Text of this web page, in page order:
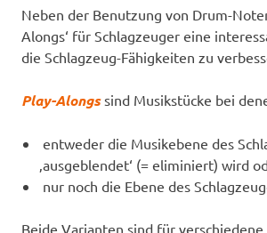
Neben der Benutzung von Drum-
Alongs‘ für Schlagzeuger eine
die Schlagzeug-Fähigkeiten zu
Play-Alongssind Musikstücke bei
entweder die Musikebene des
‚ausgeblendet‘ (= eliminiert) wird
nur noch die Ebene des
Beide Varianten sind für verschiedene